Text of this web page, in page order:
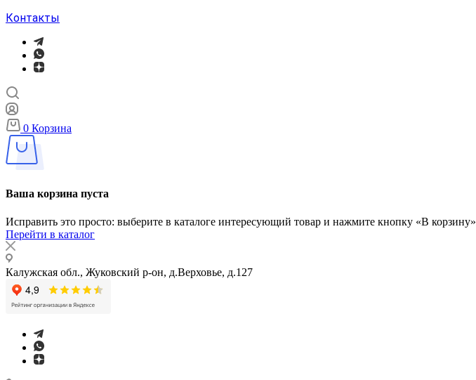
Контакты
0 Корзина
Ваша корзина пуста
Исправить это просто: выберите в каталоге интересующий товар и нажмите кнопку «В корзину»
Перейти в каталог
Калужская обл., Жуковский р-он, д.Верховье, д.127